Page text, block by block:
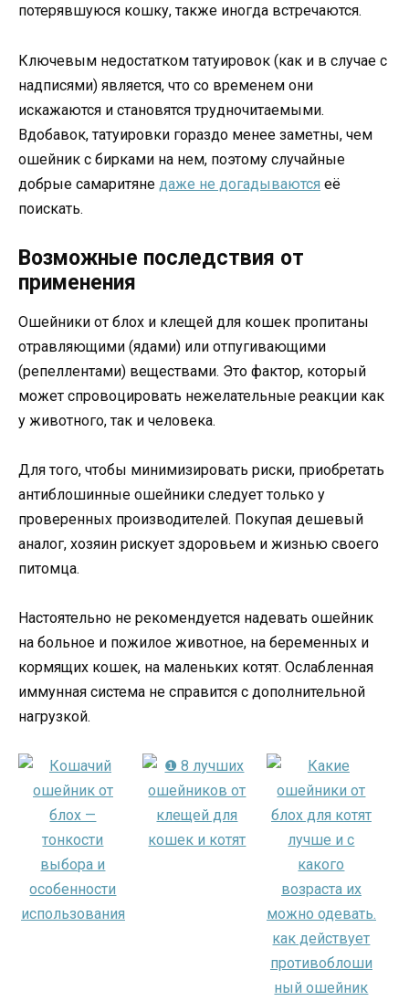
потерявшуюся кошку, также иногда встречаются.
Ключевым недостатком татуировок (как и в случае с
надписями) является, что со временем они
искажаются и становятся трудночитаемыми.
Вдобавок, татуировки гораздо менее заметны, чем
ошейник с бирками на нем, поэтому случайные
добрые самаритяне даже не догадываются её
поискать.
Возможные последствия от
применения
Ошейники от блох и клещей для кошек пропитаны
отравляющими (ядами) или отпугивающими
(репеллентами) веществами. Это фактор, который
может спровоцировать нежелательные реакции как
у животного, так и человека.
Для того, чтобы минимизировать риски, приобретать
антиблошинные ошейники следует только у
проверенных производителей. Покупая дешевый
аналог, хозяин рискует здоровьем и жизнью своего
питомца.
Настоятельно не рекомендуется надевать ошейник
на больное и пожилое животное, на беременных и
кормящих кошек, на маленьких котят. Ослабленная
иммунная система не справится с дополнительной
нагрузкой.